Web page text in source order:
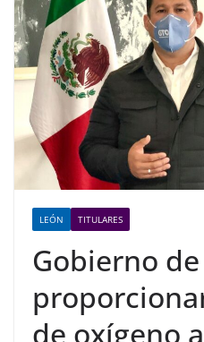
LEÓN TITULARES
Gobierno
de oxígeno